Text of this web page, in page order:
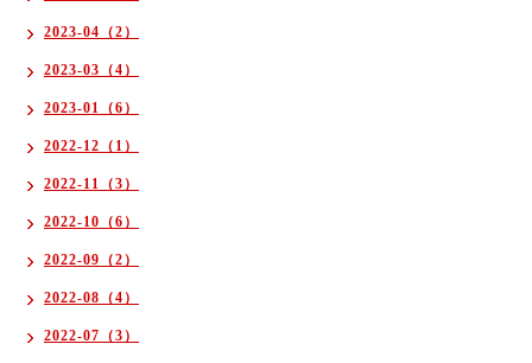
2023-04（2）
2023-03（4）
2023-01（6）
2022-12（1）
2022-11（3）
2022-10（6）
2022-09（2）
2022-08（4）
2022-07（3）